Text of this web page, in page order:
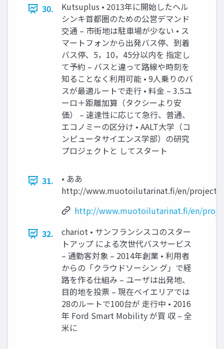
30.
Kutsuplus • 2013年に開始したヘル
シンキ首都圏のための公営デマンド
交通 – 市街地は駐車場が少ない • ス
マートフォンから出発バス停、到着
バス停、5，10，45分以内を 指定し
て予約 – バスと違って路線や時刻を
知ることなく利用可能 • 9人乗りのバ
スが最適ルートで走行 • 料金 – 3.5ユ
ーロ＋距離加算（タクシーより安
価） – 速達性に応じて急行、普通、
エコノミーの区分け • AALT大学（コ
ンピュータサイエンス学部）の研究
プロジェクトと してスタート
31.
• ああ
http://www.muotoilutarinat.fi/en/project/
http://www.muotoilutarinat.fi/en/
32.
chariot • サンフランシスコのスター
トアップ による次世代バスサービス
– 通勤客対象 – 2014年創業 • 利用者
からの「クラウドソーシン グ」で経
路を作る仕組み – ユーザは出発地、
目的地を投票 – 現在ベイエリアでは
28のルートで100台が 走行中 • 2016
年 Ford Smart Mobility が買 収 – 全
米に